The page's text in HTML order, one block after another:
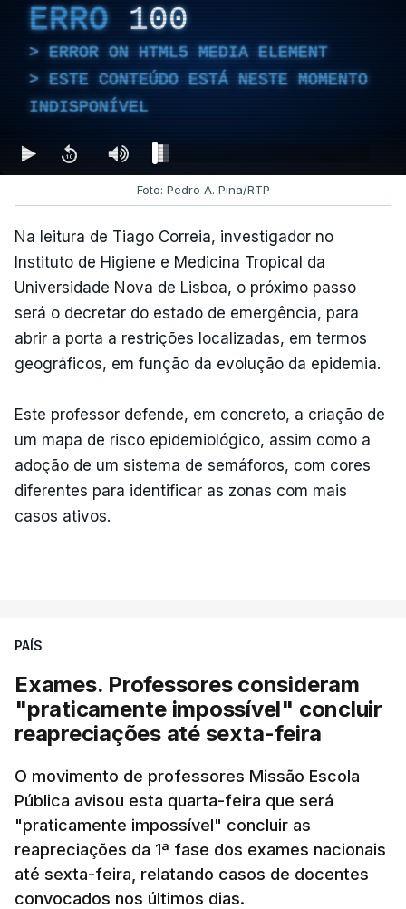
ERRO 100
ERROR ON HTML5 MEDIA ELEMENT
ESTE CONTEÚDO ESTÁ NESTE MOMENTO
INDISPONÍVEL
Foto: Pedro A. Pina/RTP
Na leitura de Tiago Correia, investigador no
Instituto de Higiene e Medicina Tropical da
Universidade Nova de Lisboa, o próximo passo
será o decretar do estado de emergência, para
abrir a porta a restrições localizadas, em termos
geográficos, em função da evolução da epidemia.
Este professor defende, em concreto, a criação de
um mapa de risco epidemiológico, assim como a
adoção de um sistema de semáforos, com cores
diferentes para identificar as zonas com mais
casos ativos.
PAÍS
Exames. Professores consideram
"praticamente impossível" concluir
reapreciações até sexta-feira
O movimento de professores Missão Escola
Pública avisou esta quarta-feira que será
"praticamente impossível" concluir as
reapreciações da 1ª fase dos exames nacionais
até sexta-feira, relatando casos de docentes
convocados nos últimos dias.